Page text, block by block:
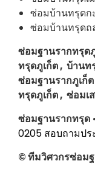
ซ่อมบ้านทรุดก
ซ่อมบ้านทรุดถ
ซ่อมฐานรากทรุด
ทรุดภูเก็ต , บ้านท
ซ่อมฐานรากภูเก็
ทรุดภูเก็ต , ซ่อมเ
ซ่อมฐานรากทรุด •
0205 สอบถามปร
© ทีมวิศวกรซ่อมฐ